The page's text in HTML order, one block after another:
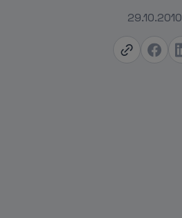
29.10.2010